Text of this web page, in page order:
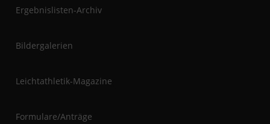
Ergebnislisten-Archiv
Bildergalerien
Leichtathletik-Magazine
Formulare/Anträge